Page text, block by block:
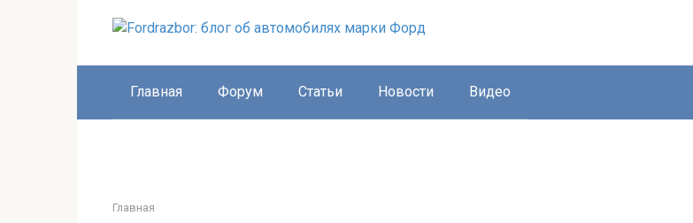
Главная Форум Статьи Новости Видео
Главная